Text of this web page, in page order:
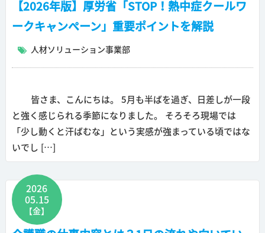
【2026年版】厚労省「STOP！熱中症クールワ
ークキャンペーン」重要ポイントを解説
人材ソリューション事業部
皆さま、こんにちは。 5月も半ばを過ぎ、日差しが一段
と強く感じられる季節になりました。 そろそろ現場では
「少し動くと汗ばむな」という実感が強まっている頃ではな
いでし […]
2026
05.15
【金】